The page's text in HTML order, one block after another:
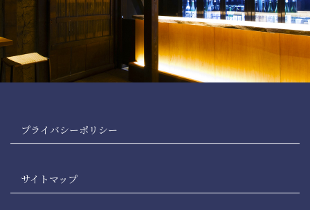
プライバシーポリシー
サイトマップ